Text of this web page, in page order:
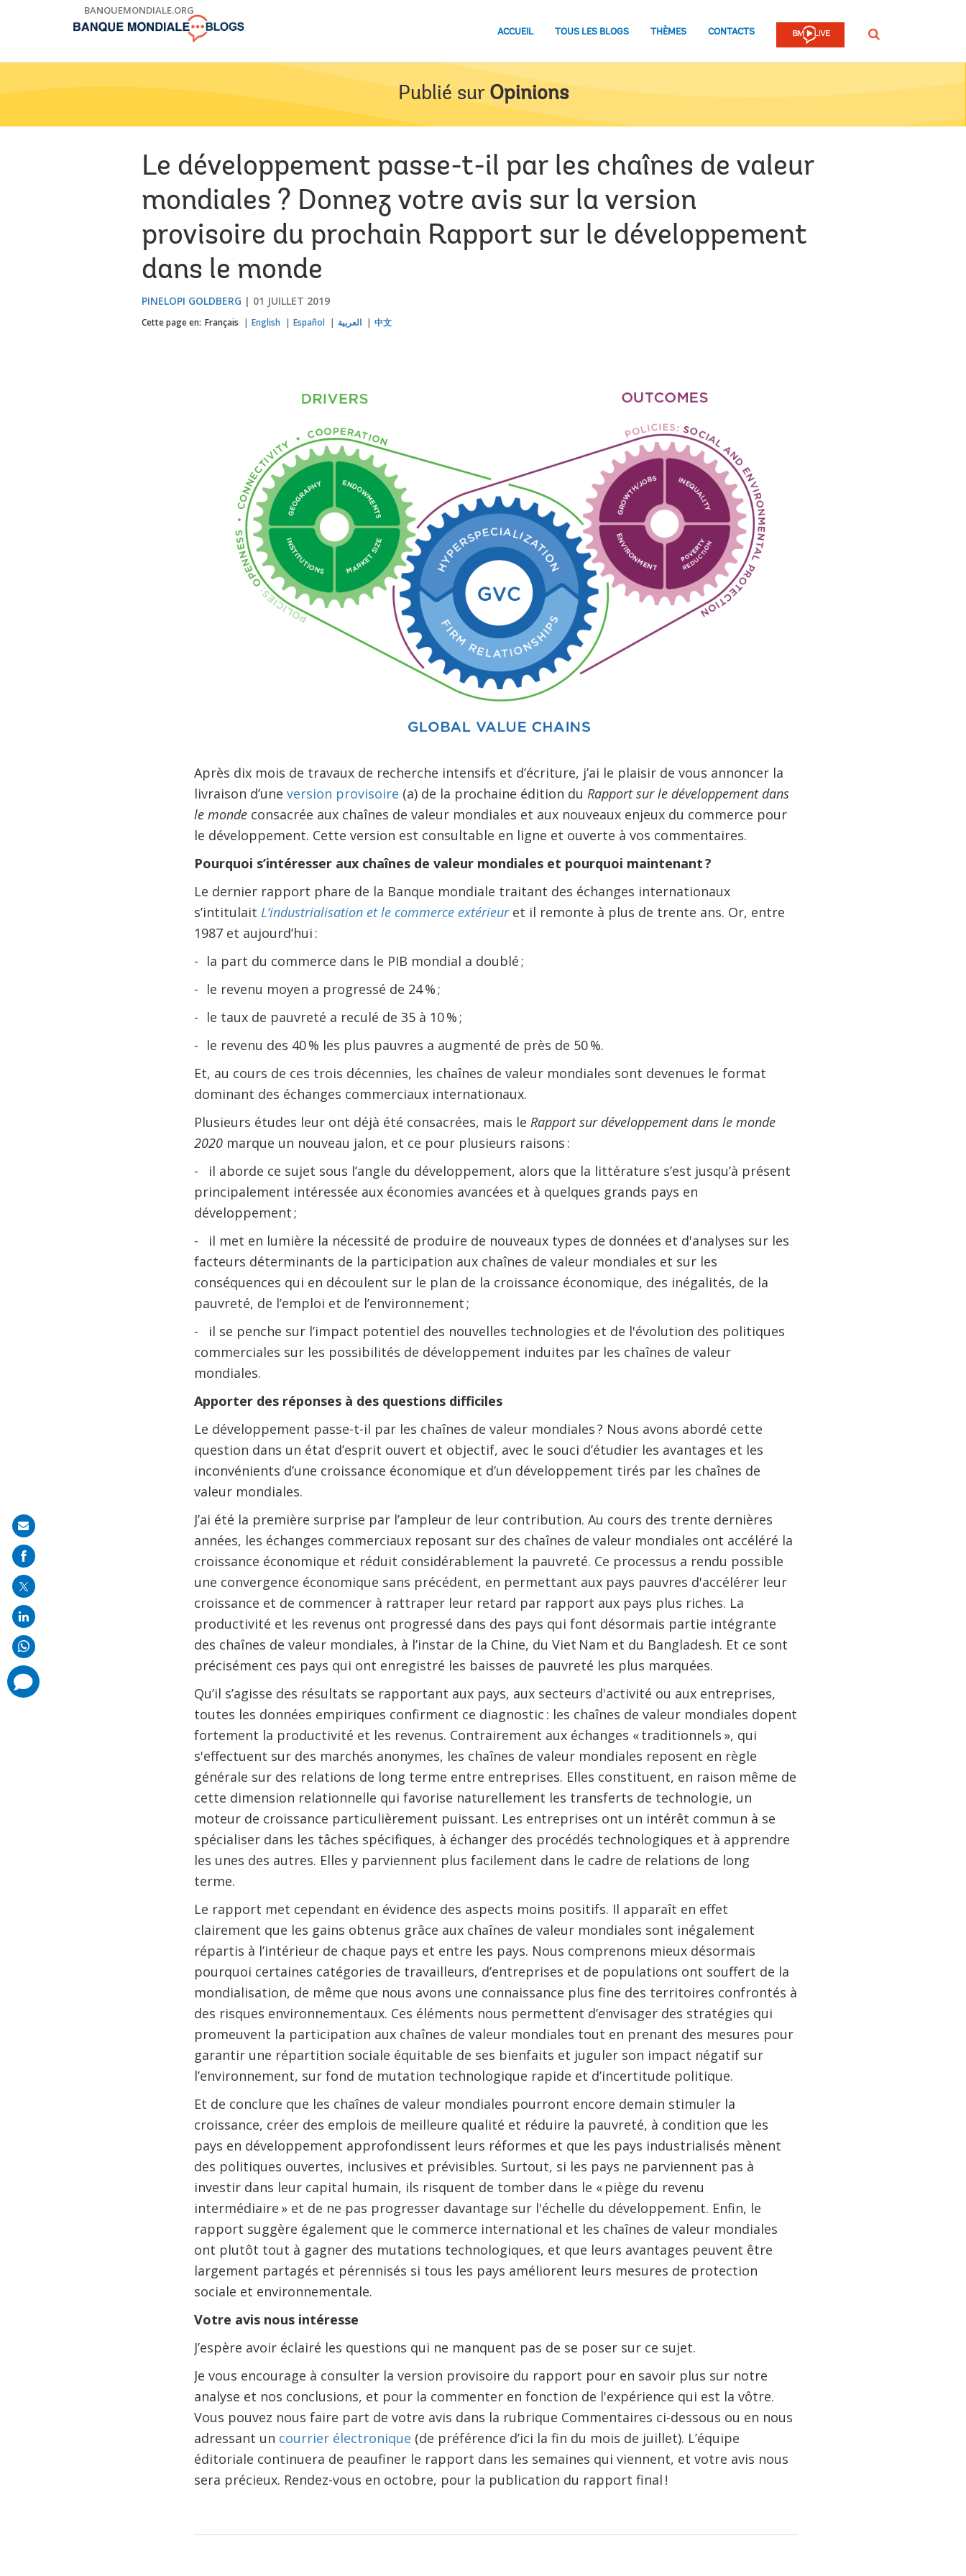
BANQUEMONDIALE.ORG
ACCUEIL TOUS LES BLOGS THÈMES CONTACTS Rechercher
Publié sur Opinions
Le développement passe-t-il par les chaînes de valeur
mondiales ? Donnez votre avis sur la version
provisoire du prochain Rapport sur le développement
dans le monde
PINELOPI GOLDBERG 01 JUILLET 2019
Cette page en: Français English Español العربية 中文
Après dix mois de travaux de recherche intensifs et d’écriture, j’ai le plaisir de vous annoncer la
livraison d’une version provisoire (a) de la prochaine édition du Rapport sur le développement dans
le mondeconsacrée aux chaînes de valeur mondiales et aux nouveaux enjeux du commerce pour
le développement. Cette version est consultable en ligne et ouverte à vos commentaires.
Pourquoi s’intéresser aux chaînes de valeur mondiales et pourquoi maintenant ?
Le dernier rapport phare de la Banque mondiale traitant des échanges internationaux
s’intitulait L’industrialisation et le commerce extérieuret il remonte à plus de trente ans. Or, entre
1987 et aujourd’hui :
- la part du commerce dans le PIB mondial a doublé ;
- le revenu moyen a progressé de 24 % ;
- le taux de pauvreté a reculé de 35 à 10 % ;
- le revenu des 40 % les plus pauvres a augmenté de près de 50 %.
Et, au cours de ces trois décennies, les chaînes de valeur mondiales sont devenues le format
dominant des échanges commerciaux internationaux.
Plusieurs études leur ont déjà été consacrées, mais le Rapport sur développement dans le monde
2020marque un nouveau jalon, et ce pour plusieurs raisons :
- il aborde ce sujet sous l’angle du développement, alors que la littérature s’est jusqu’à présent
principalement intéressée aux économies avancées et à quelques grands pays en
développement ;
- il met en lumière la nécessité de produire de nouveaux types de données et d'analyses sur les
facteurs déterminants de la participation aux chaînes de valeur mondiales et sur les
conséquences qui en découlent sur le plan de la croissance économique, des inégalités, de la
pauvreté, de l’emploi et de l’environnement ;
- il se penche sur l’impact potentiel des nouvelles technologies et de l'évolution des politiques
commerciales sur les possibilités de développement induites par les chaînes de valeur
mondiales.
Apporter des réponses à des questions difficiles
Le développement passe-t-il par les chaînes de valeur mondiales ? Nous avons abordé cette
question dans un état d’esprit ouvert et objectif, avec le souci d’étudier les avantages et les
inconvénients d’une croissance économique et d’un développement tirés par les chaînes de
valeur mondiales.
J’ai été la première surprise par l’ampleur de leur contribution. Au cours des trente dernières
années, les échanges commerciaux reposant sur des chaînes de valeur mondiales ont accéléré la
croissance économique et réduit considérablement la pauvreté. Ce processus a rendu possible
une convergence économique sans précédent, en permettant aux pays pauvres d'accélérer leur
croissance et de commencer à rattraper leur retard par rapport aux pays plus riches. La
productivité et les revenus ont progressé dans des pays qui font désormais partie intégrante
des chaînes de valeur mondiales, à l’instar de la Chine, du Viet Nam et du Bangladesh. Et ce sont
précisément ces pays qui ont enregistré les baisses de pauvreté les plus marquées.
Qu’il s’agisse des résultats se rapportant aux pays, aux secteurs d'activité ou aux entreprises,
toutes les données empiriques confirment ce diagnostic : les chaînes de valeur mondiales dopent
fortement la productivité et les revenus. Contrairement aux échanges « traditionnels », qui
s'effectuent sur des marchés anonymes, les chaînes de valeur mondiales reposent en règle
générale sur des relations de long terme entre entreprises. Elles constituent, en raison même de
cette dimension relationnelle qui favorise naturellement les transferts de technologie, un
moteur de croissance particulièrement puissant. Les entreprises ont un intérêt commun à se
spécialiser dans les tâches spécifiques, à échanger des procédés technologiques et à apprendre
les unes des autres. Elles y parviennent plus facilement dans le cadre de relations de long
terme.
Le rapport met cependant en évidence des aspects moins positifs. Il apparaît en effet
clairement que les gains obtenus grâce aux chaînes de valeur mondiales sont inégalement
répartis à l’intérieur de chaque pays et entre les pays. Nous comprenons mieux désormais
pourquoi certaines catégories de travailleurs, d’entreprises et de populations ont souffert de la
mondialisation, de même que nous avons une connaissance plus fine des territoires confrontés à
des risques environnementaux. Ces éléments nous permettent d’envisager des stratégies qui
promeuvent la participation aux chaînes de valeur mondiales tout en prenant des mesures pour
garantir une répartition sociale équitable de ses bienfaits et juguler son impact négatif sur
l’environnement, sur fond de mutation technologique rapide et d’incertitude politique.
Et de conclure que les chaînes de valeur mondiales pourront encore demain stimuler la
croissance, créer des emplois de meilleure qualité et réduire la pauvreté, à condition que les
pays en développement approfondissent leurs réformes et que les pays industrialisés mènent
des politiques ouvertes, inclusives et prévisibles. Surtout, si les pays ne parviennent pas à
investir dans leur capital humain, ils risquent de tomber dans le « piège du revenu
intermédiaire » et de ne pas progresser davantage sur l'échelle du développement. Enfin, le
rapport suggère également que le commerce international et les chaînes de valeur mondiales
ont plutôt tout à gagner des mutations technologiques, et que leurs avantages peuvent être
largement partagés et pérennisés si tous les pays améliorent leurs mesures de protection
sociale et environnementale.
Votre avis nous intéresse
J’espère avoir éclairé les questions qui ne manquent pas de se poser sur ce sujet.
Je vous encourage à consulter la version provisoire du rapport pour en savoir plus sur notre
analyse et nos conclusions, et pour la commenter en fonction de l'expérience qui est la vôtre.
Vous pouvez nous faire part de votre avis dans la rubrique Commentaires ci-dessous ou en nous
adressant un courrier électronique (de préférence d’ici la fin du mois de juillet). L’équipe
éditoriale continuera de peaufiner le rapport dans les semaines qui viennent, et votre avis nous
sera précieux. Rendez-vous en octobre, pour la publication du rapport final !
Share
on
mail
comments
added